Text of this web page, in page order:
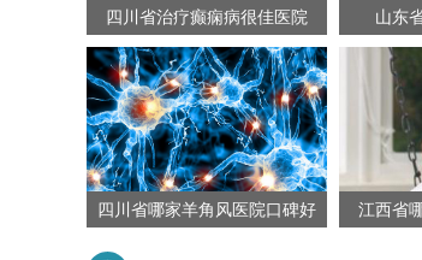
四川省治疗癫痫病很佳医院 山东
四川省哪家羊角风医院口碑好 江西省